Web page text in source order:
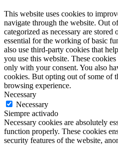
This website uses cookies to
navigate through the website. Out
categorized as necessary are
essential for the working of basic
also use third-party cookies that
you use this website. These
only with your consent. You also
cookies. But opting out of some of
browsing experience.
Necessary
Necessary
Siempre activado
Necessary cookies are absolutely
function properly. These cookies
security features of the website,